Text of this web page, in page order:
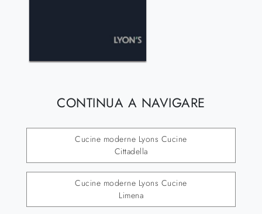
CONTINUA A NAVIGARE
Cucine moderne Lyons Cucine
Cittadella
Cucine moderne Lyons Cucine
Limena